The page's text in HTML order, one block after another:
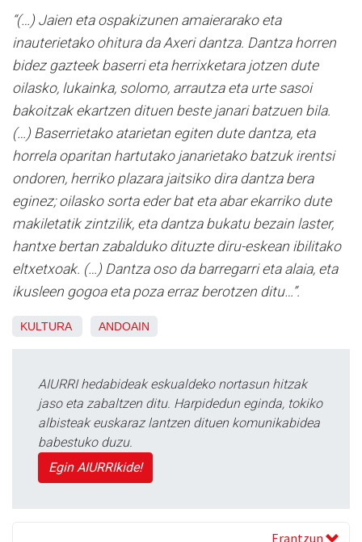
“(…) Jaien eta ospakizunen amaierarako eta
inauterietako ohitura da Axeri dantza. Dantza horren
bidez gazteek baserri eta herrixketara jotzen dute
oilasko, lukainka, solomo, arrautza eta urte sasoi
bakoitzak ekartzen dituen beste janari batzuen bila.
(…) Baserrietako atarietan egiten dute dantza, eta
horrela oparitan hartutako janarietako batzuk irentsi
ondoren, herriko plazara jaitsiko dira dantza bera
eginez; oilasko sorta eder bat eta abar ekarriko dute
makiletatik zintzilik, eta dantza bukatu bezain laster,
hantxe bertan zabalduko dituzte diru-eskean ibilitako
eltxetxoak. (…) Dantza oso da barregarri eta alaia, eta
ikusleen gogoa eta poza erraz berotzen ditu…”.
KULTURA ANDOAIN
AIURRI hedabideak eskualdeko nortasun hitzak
jaso eta zabaltzen ditu. Harpidedun eginda, tokiko
albisteak euskaraz lantzen dituen komunikabidea
babestuko duzu.
Egin AIURRIkide!
Erantzun